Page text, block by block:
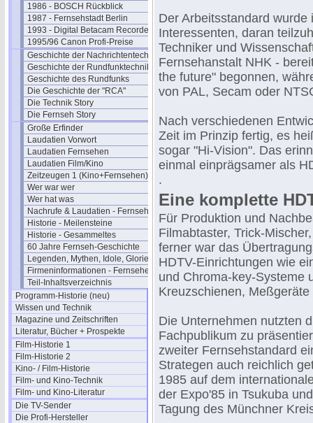
1986 - BOSCH Rückblick
1987 - Fernsehstadt Berlin
1993 - Digital Betacam Recorder
1995/96 Canon Profi-Preise
Geschichte der Nachrichtentechnik
Geschichte der Rundfunktechnik
Geschichte des Rundfunks
Die Geschichte der "RCA"
Die Technik Story
Die Fernseh Story
Große Erfinder
Laudatien Vorwort
Laudatien Fernsehen
Laudatien Film/Kino
Zeitzeugen 1 (Kino+Fernsehen)
Wer war wer
Wer hat was
Nachrufe & Laudatien - Fernsehen
Historie - Meilensteine
Historie - Gesammeltes
60 Jahre Fernseh-Geschichte
Legenden, Mythen, Idole, Glorie
Firmeninformationen - Fernsehen
Teil-Inhaltsverzeichnis
Programm-Historie (neu)
Wissen und Technik
Magazine und Zeitschriften
Literatur, Bücher + Prospekte
Film-Historie 1
Film-Historie 2
Kino- / Film-Historie
Film- und Kino-Technik
Film- und Kino-Literatur
Die TV-Sender
Die Profi-Hersteller
Der Arbeitsstandard
Interessenten, daran
Techniker und
Fernsehanstalt NHK -
the future" begonnen,
von PAL, Secam oder
Nach verschiedenen
Zeit im Prinzip fertig, es
sogar "Hi-Vision". Das
einmal einprägsamer als
.
Eine komplette
Für Produktion und
Filmabtaster, Trick-
ferner war das
HDTV-Einrichtungen wie
und Chroma-key-Systeme
Kreuzschienen, Meßgeräte
Die Unternehmen nutzten
Fachpublikum zu
zweiter Fernsehstandard
Strategen auch reichlich
1985 auf dem
der Expo'85 in Tsukuba
Tagung des Münchner